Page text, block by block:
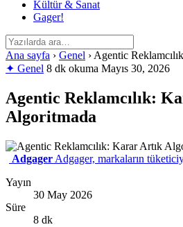
Kültür & Sanat
Gager!
Ana sayfa › Genel › Agentic
✦ Genel 8 dk okuma Mayıs 30, 2026
Agentic Reklamcılık:
Algoritmada
Adgager Adgager, markaların
Yayın
30 May 2026
Süre
8 dk